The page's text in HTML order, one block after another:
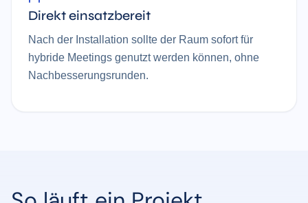
Direkt einsatzbereit
Nach der Installation sollte der Raum sofort für
hybride Meetings genutzt werden können, ohne
Nachbesserungsrunden.